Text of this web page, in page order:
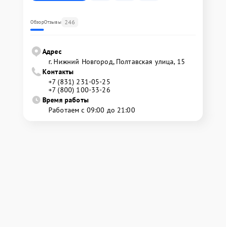
ОбзорОтзывы 246
Адрес
г. Нижний Новгород, Полтавская улица, 15
Контакты
+7 (831) 231-05-25
+7 (800) 100-33-26
Время работы
Работаем с 09:00 до 21:00